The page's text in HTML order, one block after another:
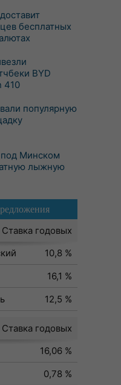
бесплатных
BYD
410
популярную
Минском
лыжную
Ставка годовых
10,8 %
16,1 %
12,5 %
Ставка годовых
16,06 %
0,78 %